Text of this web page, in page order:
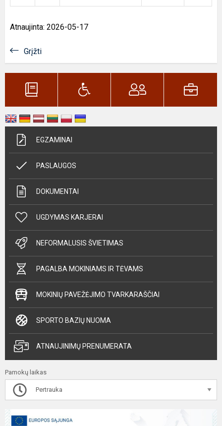
Atnaujinta: 2026-05-17
Grįžti
EGZAMINAI
PASLAUGOS
DOKUMENTAI
UGDYMAS KARJERAI
NEFORMALUSIS ŠVIETIMAS
PAGALBA MOKINIAMS IR TĖVAMS
MOKINIŲ PAVEŽĖJIMO TVARKARAŠČIAI
SPORTO BAZIŲ NUOMA
ATNAUJINIMŲ PRENUMERATA
Pamokų laikas
Pertrauka